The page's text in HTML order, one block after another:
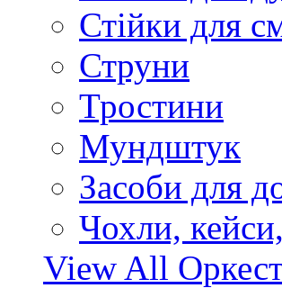
Стійки для
Струни
Тростини
Мундштук
Засоби для
Чохли,
View All